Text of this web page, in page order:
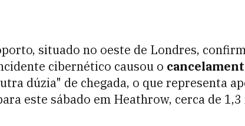
situado no oeste de Londres,
cibernético causou o
dúzia" de chegada, o que representa
este sábado em Heathrow, cerca de